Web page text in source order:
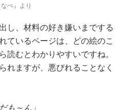
べ』より
し、材料の好き嫌いまでする
ているページは、どの絵のこ
読むとわかりやすいですね。
れますが、悪びれることなく
も～ん」